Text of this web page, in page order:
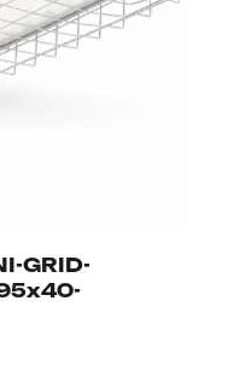
GRID-